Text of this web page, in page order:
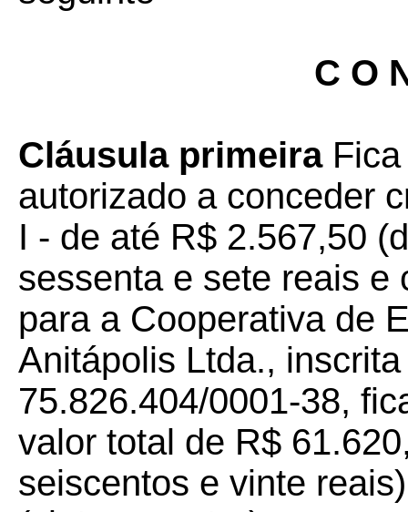
C O
Cláusula primeiraFica
autorizado a conceder
I - de até R$ 2.567,50
sessenta e sete reais e
para a Cooperativa de
Anitápolis Ltda.,
75.826.404/0001-38,
valor total de R$
seiscentos e vinte